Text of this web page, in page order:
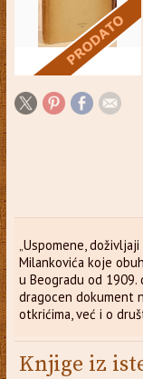
„Uspomene,
Milankovića koje
u Beogradu od 1909.
dragocen dokument
otkrićima, već i o
Knjige iz